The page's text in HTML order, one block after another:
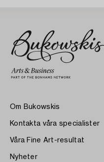
Om Bukowskis
Kontakta våra specialister
Våra Fine Art-resultat
Nyheter